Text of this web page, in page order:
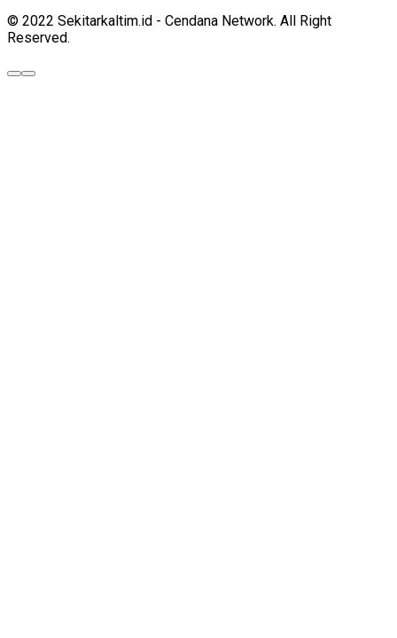
© 2022 Sekitarkaltim.id - Cendana Network. All Right
Reserved.